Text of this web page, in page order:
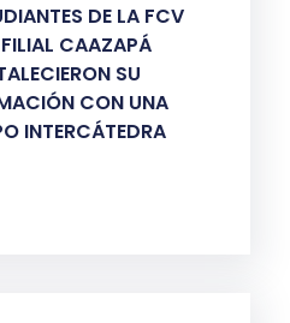
DE LA FCV
CAAZAPÁ
SU
CON UNA
INTERCÁTEDRA